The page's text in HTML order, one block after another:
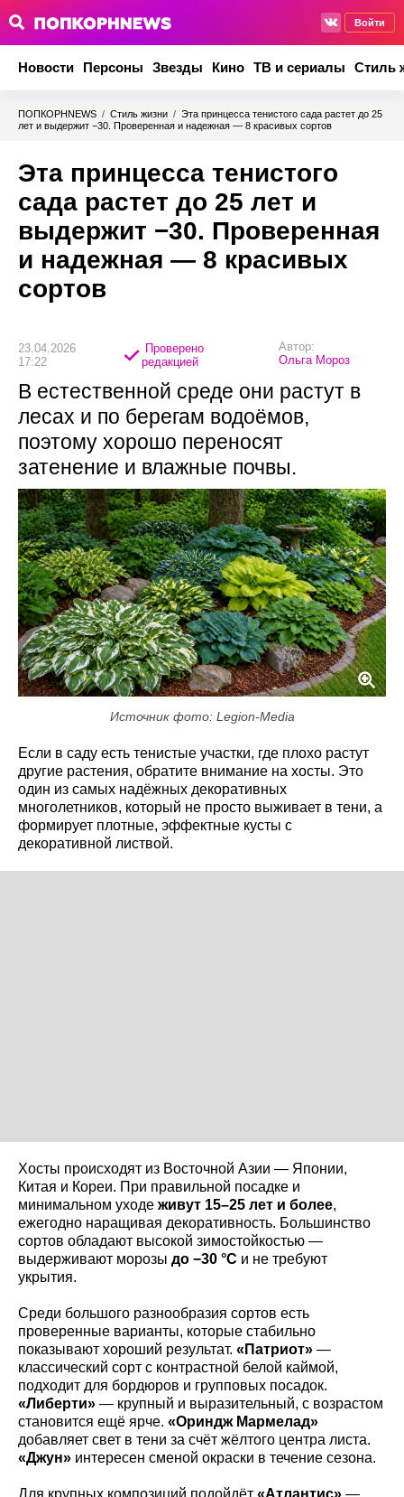
Войти
Новости Персоны Звезды Кино ТВ и сериалы Стиль
ПОПКОРНNEWS / Стиль жизни / Эта принцесса тенистого сада растет до 25
лет и выдержит −30. Проверенная и надежная — 8 красивых сортов
Эта принцесса тенистого
сада растет до 25 лет и
выдержит −30. Проверенная
и надежная — 8 красивых
сортов
23.04.2026
17:22
Проверено
редакцией
Автор:
Ольга Мороз
В естественной среде они растут в
лесах и по берегам водоёмов,
поэтому хорошо переносят
затенение и влажные почвы.
Источник фото: Legion-Media
Если в саду есть тенистые участки, где плохо растут
другие растения, обратите внимание на хосты. Это
один из самых надёжных декоративных
многолетников, который не просто выживает в тени, а
формирует плотные, эффектные кусты с
декоративной листвой.
Хосты происходят из Восточной Азии — Японии,
Китая и Кореи. При правильной посадке и
минимальном уходе живут 15–25 лет и более,
ежегодно наращивая декоративность. Большинство
сортов обладают высокой зимостойкостью —
выдерживают морозы до −30 °C и не требуют
укрытия.
Среди большого разнообразия сортов есть
проверенные варианты, которые стабильно
показывают хороший результат. «Патриот» —
классический сорт с контрастной белой каймой,
подходит для бордюров и групповых посадок.
«Либерти» — крупный и выразительный, с возрастом
становится ещё ярче. «Ориндж Мармелад»
добавляет свет в тени за счёт жёлтого центра листа.
«Джун» интересен сменой окраски в течение сезона.
Для крупных композиций подойдёт «Атлантис» —